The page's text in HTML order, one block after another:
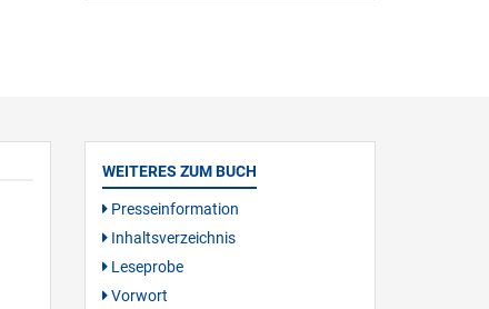
WEITERES ZUM BUCH
Presseinformation
Inhaltsverzeichnis
Leseprobe
Vorwort